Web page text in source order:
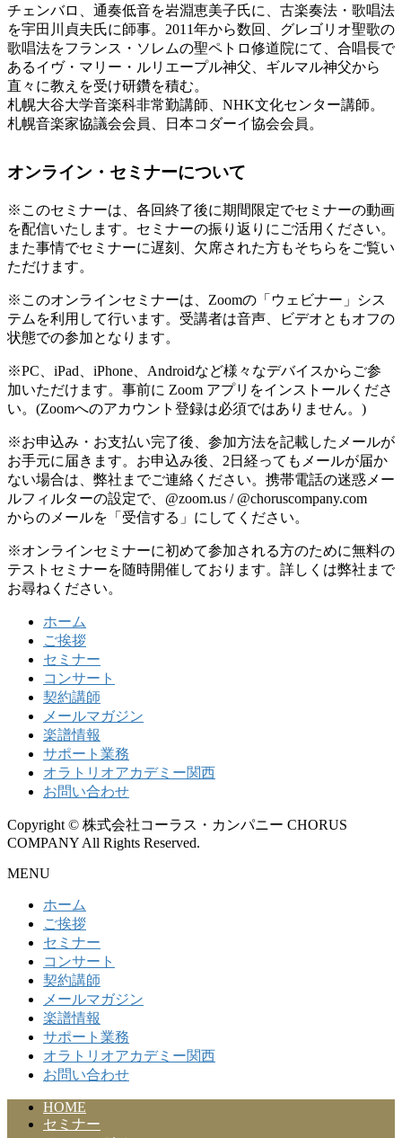
チェンバロ、通奏低音を岩淵恵美子氏に、古楽奏法・歌唱法
を宇田川貞夫氏に師事。2011年から数回、グレゴリオ聖歌の
歌唱法をフランス・ソレムの聖ペトロ修道院にて、合唱長で
あるイヴ・マリー・ルリエープル神父、ギルマル神父から
直々に教えを受け研鑽を積む。
札幌大谷大学音楽科非常勤講師、NHK文化センター講師。
札幌音楽家協議会会員、日本コダーイ協会会員。
オンライン・セミナーについて
※このセミナーは、各回終了後に期間限定でセミナーの動画
を配信いたします。セミナーの振り返りにご活用ください。
また事情でセミナーに遅刻、欠席された方もそちらをご覧い
ただけます。
※このオンラインセミナーは、Zoomの「ウェビナー」シス
テムを利用して行います。受講者は音声、ビデオともオフの
状態での参加となります。
※PC、iPad、iPhone、Androidなど様々なデバイスからご参
加いただけます。事前に Zoom アプリをインストールくださ
い。(Zoomへのアカウント登録は必須ではありません。)
※お申込み・お支払い完了後、参加方法を記載したメールが
お手元に届きます。お申込み後、2日経ってもメールが届か
ない場合は、弊社までご連絡ください。携帯電話の迷惑メー
ルフィルターの設定で、@zoom.us / @choruscompany.com
からのメールを「受信する」にしてください。
※オンラインセミナーに初めて参加される方のために無料の
テストセミナーを随時開催しております。詳しくは弊社まで
お尋ねください。
ホーム
ご挨拶
セミナー
コンサート
契約講師
メールマガジン
楽譜情報
サポート業務
オラトリオアカデミー関西
お問い合わせ
Copyright © 株式会社コーラス・カンパニー CHORUS
COMPANY All Rights Reserved.
MENU
ホーム
ご挨拶
セミナー
コンサート
契約講師
メールマガジン
楽譜情報
サポート業務
オラトリオアカデミー関西
お問い合わせ
HOME
セミナー